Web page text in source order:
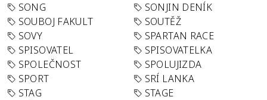
SONG
SONJIN DENÍK
SOUBOJ FAKULT
SOUTĚŽ
SOVY
SPARTAN RACE
SPISOVATEL
SPISOVATELKA
SPOLEČNOST
SPOLUJIZDA
SPORT
SRÍ LANKA
STAG
STAGE